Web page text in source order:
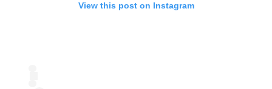
View this post on Instagram